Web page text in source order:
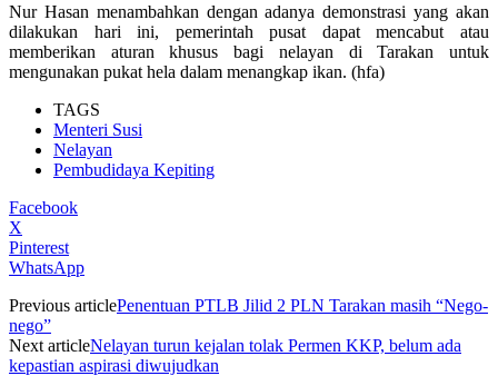
Nur Hasan menambahkan dengan adanya demonstrasi yang akan
dilakukan hari ini, pemerintah pusat dapat mencabut atau
memberikan aturan khusus bagi nelayan di Tarakan untuk
mengunakan pukat hela dalam menangkap ikan. (hfa)
TAGS
Menteri Susi
Nelayan
Pembudidaya Kepiting
Facebook
X
Pinterest
WhatsApp
Previous articlePenentuan PTLB Jilid 2 PLN Tarakan masih “Nego-
nego”
Next articleNelayan turun kejalan tolak Permen KKP, belum ada
kepastian aspirasi diwujudkan